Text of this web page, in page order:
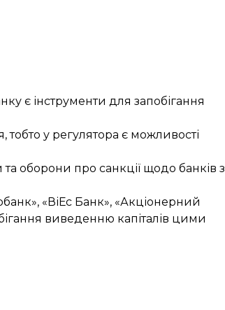
є інструменти для запобігання
тобто у регулятора є можливості
та оборони про санкції щодо банків з
«ВіЕс Банк», «Акціонерний
виведенню капіталів цими